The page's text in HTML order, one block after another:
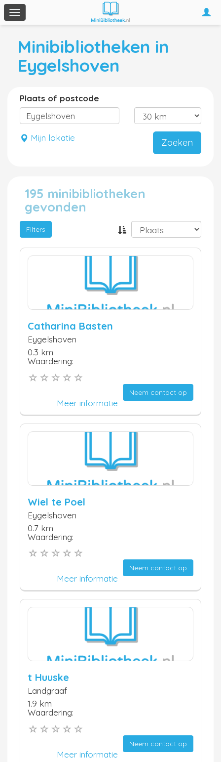
Toggle
navigation
Minibibliotheken in
Eygelshoven
Plaats of postcode
Mijn lokatie Zoeken
195 minibibliotheken
gevonden
Filters
Catharina Basten
Eygelshoven
0.3 km
Waardering:
Neem contact op
Meer informatie
Wiel te Poel
Eygelshoven
0.7 km
Waardering:
Neem contact op
Meer informatie
t Huuske
Landgraaf
1.9 km
Waardering:
Neem contact op
Meer informatie